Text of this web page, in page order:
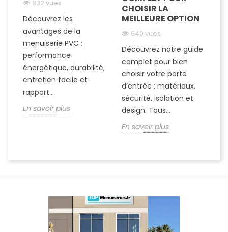
832 vues
Découvrez les
avantages de la
menuiserie PVC :
performance
énergétique, durabilité,
entretien facile et
rapport...
En savoir plus
CHOISIR LA
MEILLEURE OPTION
640 vues
Découvrez notre guide
complet pour bien
choisir votre porte
d’entrée : matériaux,
sécurité, isolation et
design. Tous...
En savoir plus